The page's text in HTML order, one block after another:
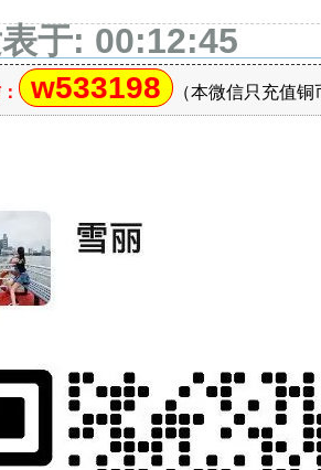
于: 00:12:45
w533198 （本微信只充值